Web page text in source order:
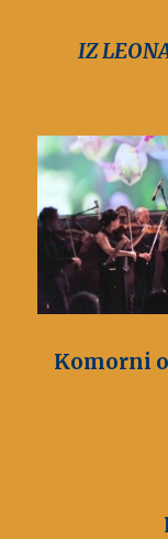
IZ
Komorni